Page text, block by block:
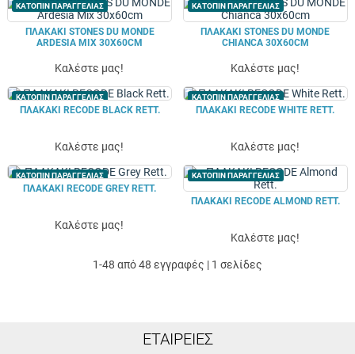
ΚΑΤΟΠΙΝ ΠΑΡΑΓΓΕΛΙΑΣ
ΠΛΑΚΑΚΙ STONES DU MONDE
ARDESIA MIX 30X60CM
Καλέστε μας!
ΚΑΤΟΠΙΝ ΠΑΡΑΓΓΕΛΙΑΣ
ΠΛΑΚΑΚΙ STONES DU MONDE
CHIANCA 30X60CM
Καλέστε μας!
ΚΑΤΟΠΙΝ ΠΑΡΑΓΓΕΛΙΑΣ
ΠΛΑΚΑΚΙ RECODE BLACK RETT.
Καλέστε μας!
ΚΑΤΟΠΙΝ ΠΑΡΑΓΓΕΛΙΑΣ
ΠΛΑΚΑΚΙ RECODE WHITE RETT.
Καλέστε μας!
ΚΑΤΟΠΙΝ ΠΑΡΑΓΓΕΛΙΑΣ
ΠΛΑΚΑΚΙ RECODE GREY RETT.
Καλέστε μας!
ΚΑΤΟΠΙΝ ΠΑΡΑΓΓΕΛΙΑΣ
ΠΛΑΚΑΚΙ RECODE ALMOND RETT.
Καλέστε μας!
1-48 από 48 εγγραφές | 1 σελίδες
ΕΤΑΙΡΕΊΕΣ